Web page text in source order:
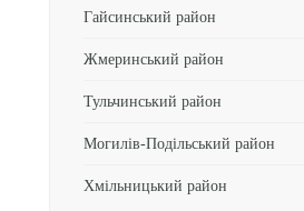
Гайсинський район
Жмеринський район
Тульчинський район
Могилів-Подільський район
Хмільницький район